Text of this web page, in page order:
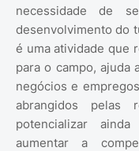
necessidade de
desenvolvimento do
é uma atividade que
para o campo, ajuda
negócios e
abrangidos pelas
potencializar
aumentar a